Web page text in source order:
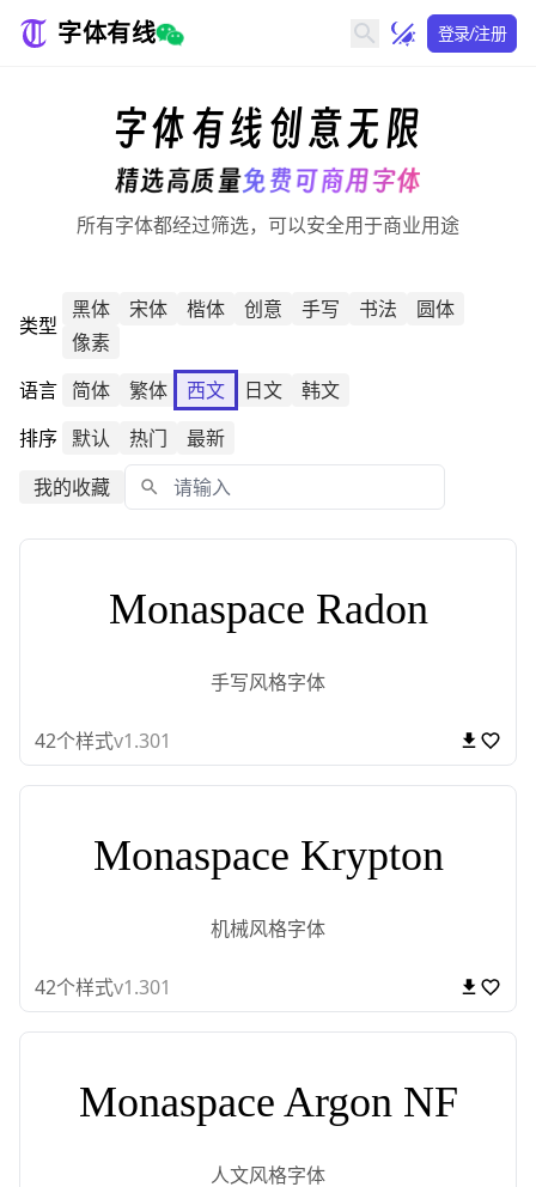
字体有线 登录/注册
字体有线创意无限
精选高质量免费可商用字体
所有字体都经过筛选，可以安全用于商业用途
类型
黑体 宋体 楷体 创意 手写 书法
圆体
像素
语言 简体 繁体 西文 日文
韩文
排序 默认 热门
最新
我的收藏
Monaspace Radon
手写风格字体
42个样式v1.301
Monaspace Krypton
机械风格字体
42个样式v1.301
Monaspace Argon NF
人文风格字体